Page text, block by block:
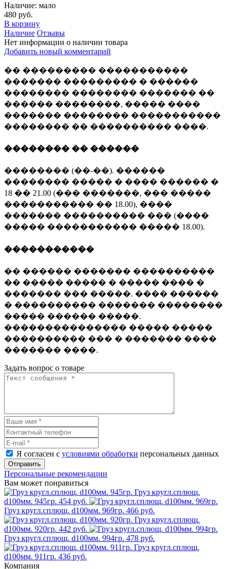
Наличие: мало
480 руб.
В корзину
Наличие Отзывы
Нет информации о наличии товара
Добавить новый комментарий
�� ��������� �����������
������� ��������� � ������
�������� �������� ������� ��
������ ��������, ����� ����
������� �������� �����������
�������� �� ���������� ����.
�������� �� ������
�������� (��-��). ������
�������� ����� � ���� ������ �
18 �� 21.00 (��� �������, ��� �����
����������� �� 18.00), ����
������� ���������� ��� (����
����� ����������� ����� 18.00).
�����������
�� ������ ������� ����������
�� ����� ����� � ����� ���� �
������� ��� �����. ���� ������
� ���������� ������� ��������
����� ������ �����.
��������������� ����� �����
���������� ��� � ������� ����
������� ����.
Задать вопрос о товаре
Я согласен с условиями обработки персональных данных
Отправить
Персональные рекомендации
Вам может понравиться
Груз кругл.сплющ.
d100мм. 945гр. 454 руб.
Груз кругл.сплющ. d100мм. 969гр. 466 руб.
Груз кругл.сплющ.
d100мм. 920гр. 442 руб.
Груз кругл.сплющ. d100мм. 994гр. 478 руб.
Груз кругл.сплющ.
d100мм. 911гр. 436 руб.
Компания